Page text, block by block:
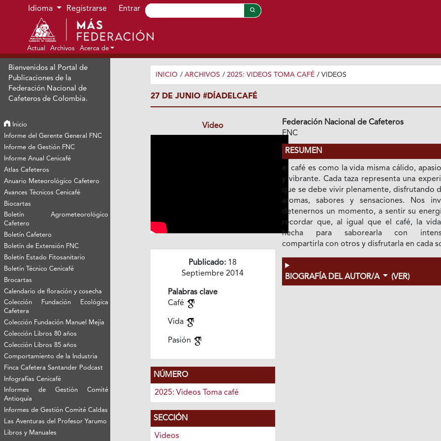
Ir al menú de navegación principal
Ir al contenido principal
Ir al pie de página del sitio
Idioma Registrarse Entrar
Actual Archivos Acerca de
Bienvenidos al Portal de
Publicaciones de la
Federación Nacional de
Cafeteros de Colombia.
Inicio
Informe del Gerente General FNC
Informe de Gestión FNC
Informe Anual Cenicafé
Atlas Cafeteros
Anuario Meteorológico Cafetero
Avances Técnicos Cenicafé
Biocartas
Boletín Agrometeorológico
Cafetero
Boletín Cafetero
Boletín de Extensión FNC
Boletín Estado Fitosanitario
Boletín Técnico Cenicafé
Brocartas
Calendario de floración y cosecha
Colección Fundación Ecológica
Cafetera
Colección Fundación Manuel Mejía
Colección Libros 80 años
Colección Libros 85 años
Comportamiento de la Industria
Finca Cafetera Santander Podcast
Infografías Cenicafé
Informes de Gestión Comité
Antioquía
Informes de Gestión Comité Caldas
Las Aventuras del Profesor Yarumo
Libros y Manuales
INICIO / ARCHIVOS / 2025: VIDEOS TOMA CAFÉ / VIDEOS
27 DE JUNIO #DÍADELCAFÉ
Video
Publicado: 18
Septiembre 2014
Palabras clave
Café
Vida
Pasión
NÚMERO
2025: Videos Toma café
SECCIÓN
Videos
Federación Nacional de Cafeteros
FNC
RESUMEN
el café es como la vida misma cálido,
y vibrante. Cada taza representa una
que se debe vivir plenamente, disfrutando
aromas, sabores y sensaciones. Nos
detenernos un momento, a sentir su
recordar que, al igual que el café, la
hecha para saborearla con
compartirla con otros y disfrutarla en cada
BIOGRAFÍA DEL AUTOR/A (VER)